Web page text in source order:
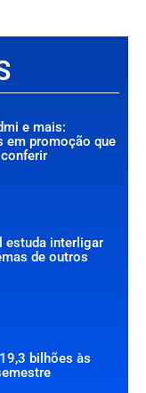
e mais:
em promoção que
estuda interligar
de outros
bilhões às